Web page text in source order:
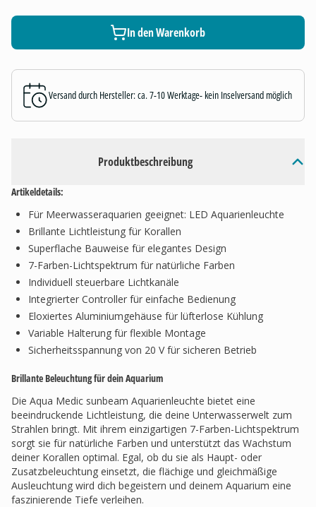
Produktbeschreibung
Artikeldetails:
Für Meerwasseraquarien geeignet: LED Aquarienleuchte
Brillante Lichtleistung für Korallen
Superflache Bauweise für elegantes Design
7-Farben-Lichtspektrum für natürliche Farben
Individuell steuerbare Lichtkanäle
Integrierter Controller für einfache Bedienung
Eloxiertes Aluminiumgehäuse für lüfterlose Kühlung
Variable Halterung für flexible Montage
Sicherheitsspannung von 20 V für sicheren Betrieb
Brillante Beleuchtung für dein Aquarium
Die Aqua Medic sunbeam Aquarienleuchte bietet eine
beeindruckende Lichtleistung, die deine Unterwasserwelt zum
Strahlen bringt. Mit ihrem einzigartigen 7-Farben-Lichtspektrum
sorgt sie für natürliche Farben und unterstützt das Wachstum
deiner Korallen optimal. Egal, ob du sie als Haupt- oder
Zusatzbeleuchtung einsetzt, die flächige und gleichmäßige
Ausleuchtung wird dich begeistern und deinem Aquarium eine
faszinierende Tiefe verleihen.
In den Warenkorb
Versand durch Hersteller: ca. 7-10 Werktage- kein Inselversand möglich